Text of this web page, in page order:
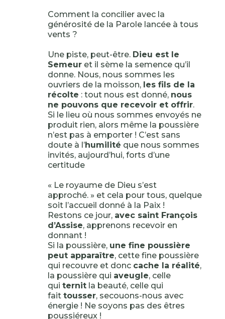
Comment la concilier avec la
générosité de la Parole lancée à tous
vents ?
Une piste, peut-être. Dieu est le
Semeuret il sème la semence qu’il
donne. Nous, nous sommes les
ouvriers de la moisson, les fils de la
récolte : tout nous est donné, nous
ne pouvons que recevoir et offrir.
Si le lieu où nous sommes envoyés ne
produit rien, alors même la poussière
n’est pas à emporter ! C’est sans
doute à l’humilité que nous sommes
invités, aujourd’hui, forts d’une
certitude
« Le royaume de Dieu s’est
approché. » et cela pour tous, quelque
soit l’accueil donné à la Paix !
Restons ce jour, avec saint François
d’Assise, apprenons recevoir en
donnant !
Si la poussière, une fine poussière
peut apparaître, cette fine poussière
qui recouvre et donc cache la réalité,
la poussière qui aveugle, celle
qui ternitla beauté, celle qui
fait tousser, secouons-nous avec
énergie ! Ne soyons pas des êtres
poussiéreux !